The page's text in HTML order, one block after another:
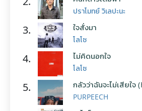
ปราโมทย์ วิเลปะนะ
3. ใจสั่งมา
โลโซ
4. ไม่คิดนอกใจ
โลโซ
5. กลัวว่าฉันจะไม่เสียใจ
PURPEECH